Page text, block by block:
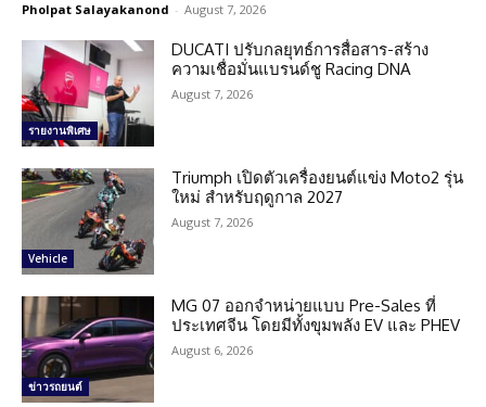
Pholpat Salayakanond - August 7, 2026
รายงานพิเศษ
DUCATI ปรับกลยุทธ์การสื่อสาร-สร้าง
ความเชื่อมั่นแบรนด์ชู Racing DNA
August 7, 2026
Vehicle
Triumph เปิดตัวเครื่องยนต์แข่ง Moto2 รุ่น
ใหม่ สำหรับฤดูกาล 2027
August 7, 2026
ข่าวรถยนต์
MG 07 ออกจำหน่ายแบบ Pre-Sales ที่
ประเทศจีน โดยมีทั้งขุมพลัง EV และ PHEV
August 6, 2026